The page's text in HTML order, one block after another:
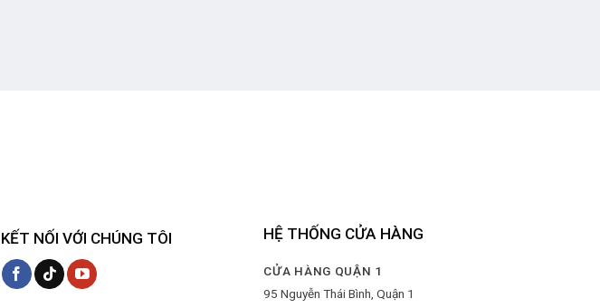
KẾT NỐI VỚI CHÚNG TÔI HỆ THỐNG CỬA HÀNG
CỬA HÀNG QUẬN 1
95 Nguyễn Thái Bình, Quận 1